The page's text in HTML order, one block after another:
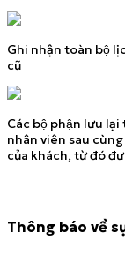
Ghi nhận toàn bộ
cũ
Các bộ phận lưu
nhân viên sau
của khách, từ đó
Thông báo về